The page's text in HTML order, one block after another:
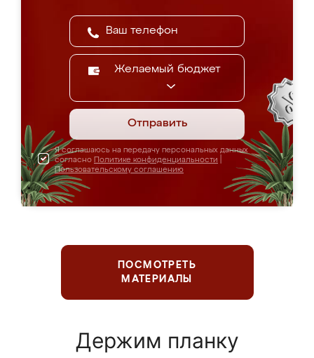
Желаемый бюджет
Отправить
Я соглашаюсь на передачу персональных данных
согласно Политике конфиденциальности
Пользовательскому соглашению
ПОСМОТРЕТЬ
МАТЕРИАЛЫ
Держим планку